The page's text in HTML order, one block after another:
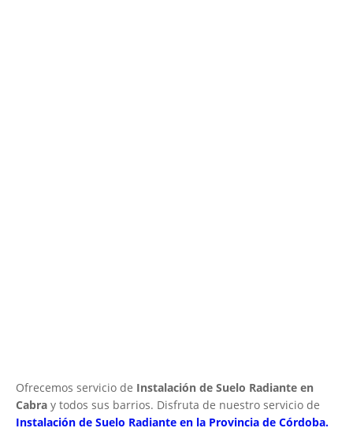
Ofrecemos servicio de Instalación de Suelo Radiante en
Cabra y todos sus barrios. Disfruta de nuestro servicio de
Instalación de Suelo Radiante en la Provincia de Córdoba.